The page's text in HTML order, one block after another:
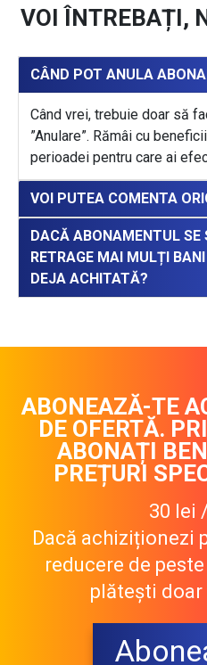
RETRAGE MAI MULȚI
ABONEAZĂ-TE
DE OFERTĂ.
ABONAȚI
PREȚURI
30 lei
Dacă achiziționezi
plătești doar
Pentru a vă